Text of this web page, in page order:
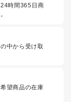
時間365日商
中から受け取
望商品の在庫